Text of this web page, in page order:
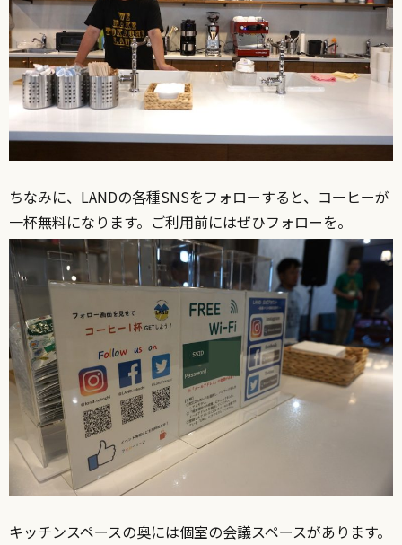
ちなみに、LANDの各種SNSをフォローすると、コーヒーが
一杯無料になります。ご利用前にはぜひフォローを。
キッチンスペースの奥には個室の会議スペースがあります。